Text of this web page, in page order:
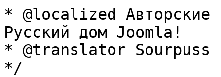
* @localized Авторские
Русский дом Joomla!
* @translator Sourpuss
*/